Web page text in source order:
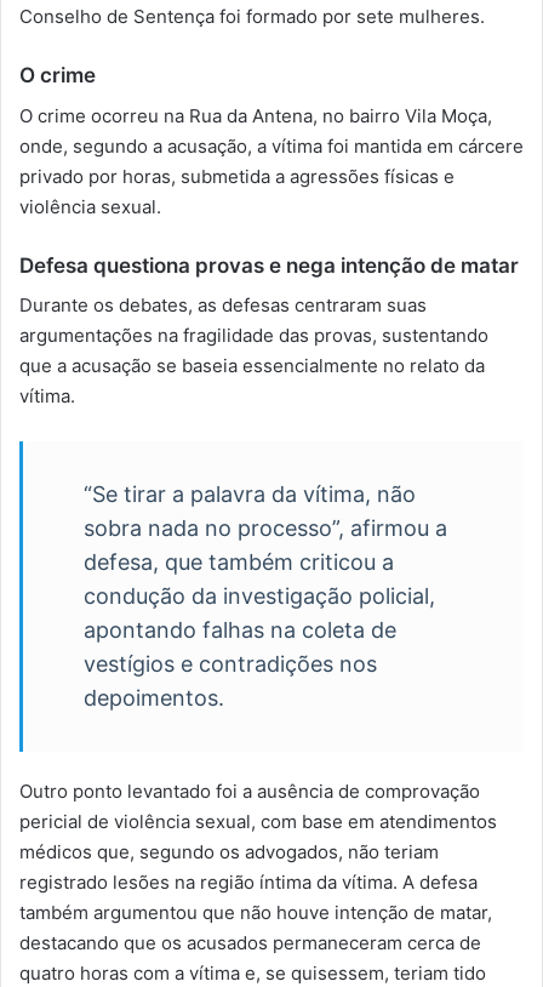
Conselho de Sentença foi formado por sete mulheres.
O crime
O crime ocorreu na Rua da Antena, no bairro Vila Moça,
onde, segundo a acusação, a vítima foi mantida em cárcere
privado por horas, submetida a agressões físicas e
violência sexual.
Defesa questiona provas e nega intenção de matar
Durante os debates, as defesas centraram suas
argumentações na fragilidade das provas, sustentando
que a acusação se baseia essencialmente no relato da
vítima.
“Se tirar a palavra da vítima, não
sobra nada no processo”, afirmou a
defesa, que também criticou a
condução da investigação policial,
apontando falhas na coleta de
vestígios e contradições nos
depoimentos.
Outro ponto levantado foi a ausência de comprovação
pericial de violência sexual, com base em atendimentos
médicos que, segundo os advogados, não teriam
registrado lesões na região íntima da vítima. A defesa
também argumentou que não houve intenção de matar,
destacando que os acusados permaneceram cerca de
quatro horas com a vítima e, se quisessem, teriam tido